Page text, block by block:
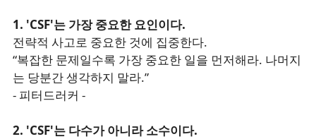
1. 'CSF'는 가장 중요한 요인이다.
전략적 사고로 중요한 것에 집중한다.
“복잡한 문제일수록 가장 중요한 일을 먼저해라. 나머지
는 당분간 생각하지 말라.”
- 피터드러커 -
2. 'CSF'는 다수가 아니라 소수이다.